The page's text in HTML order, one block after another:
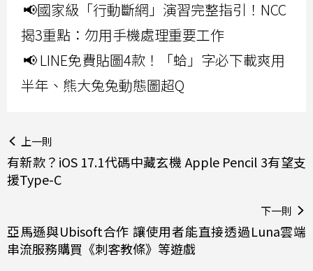
📢國家級「行動斷網」演習完整指引！NCC
揭3重點：勿用手機處理重要工作
📢 LINE免費貼圖4款！「蛤」字必下載爽用
半年、熊大兔兔動態圖超Q
上一則
有新款？iOS 17.1代碼中藏玄機 Apple Pencil 3有望支
援Type-C
下一則
亞馬遜與Ubisoft合作 讓使用者能直接透過Luna雲端
串流服務購買《刺客教條》等遊戲